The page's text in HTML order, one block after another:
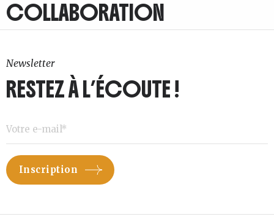
COLLABORATION
Newsletter
RESTEZ À L’ÉCOUTE !